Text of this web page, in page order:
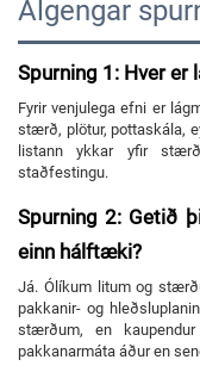
Algengar
Spurning 1: Hver er
Fyrir venjulega efni er
stærð, plötur, pottaskála,
listann ykkar yfir
staðfestingu.
Spurning 2: Getið
einn hálftæki?
Já. Ólíkum litum og
pakkanir- og
stærðum, en
pakkanarmáta áður en